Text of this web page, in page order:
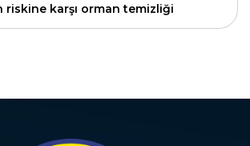
riskine karşı orman temizliği